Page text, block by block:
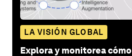
LA VISIÓN GLOBAL
Explora y monitorea cómo